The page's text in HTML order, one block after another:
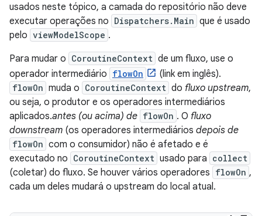
usados neste tópico, a camada do repositório não deve
executar operações no Dispatchers.Main que é usado
pelo viewModelScope .
Para mudar o CoroutineContext de um fluxo, use o
operador intermediário flowOn (link em inglês).
flowOn muda o CoroutineContext do fluxo upstream,
ou seja, o produtor e os operadores intermediários
aplicados.antes (ou acima) de flowOn . O fluxo
downstream (os operadores intermediários depois de
flowOn com o consumidor) não é afetado e é
executado no CoroutineContext usado para collect
(coletar) do fluxo. Se houver vários operadores flowOn ,
cada um deles mudará o upstream do local atual.